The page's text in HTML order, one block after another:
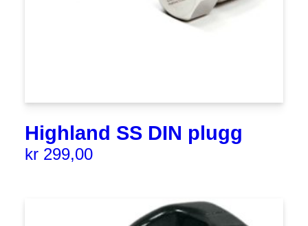
Highland SS DIN plugg
kr 299,00